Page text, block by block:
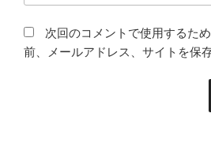
次回のコメントで使用するた
前、メールアドレス、サイトを保存